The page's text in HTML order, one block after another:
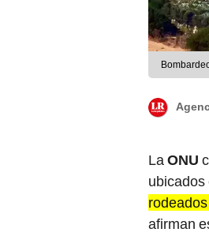
LaONU
ubicados
afirman